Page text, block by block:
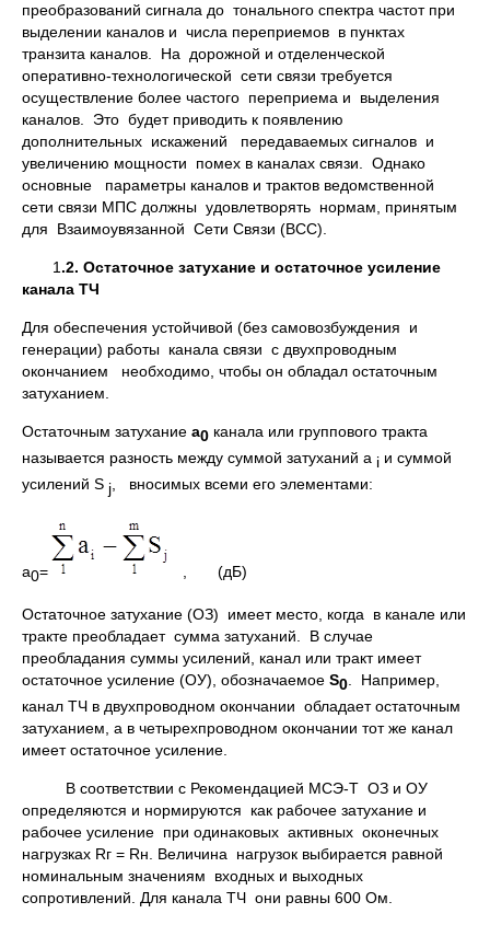
преобразований сигнала до тонального спектра частот при
выделении каналов и числа переприемов в пунктах
транзита каналов. На дорожной и отделенческой
оперативно-технологической сети связи требуется
осуществление более частого переприема и выделения
каналов. Это будет приводить к появлению
дополнительных искажений передаваемых сигналов и
увеличению мощности помех в каналах связи. Однако
основные параметры каналов и трактов ведомственной
сети связи МПС должны удовлетворять нормам, принятым
для Взаимоувязанной Сети Связи (ВСС).
1 .2. Остаточное затухание и остаточное усиление
канала ТЧ
Для обеспечения устойчивой (без самовозбуждения и
генерации) работы канала связи с двухпроводным
окончанием необходимо, чтобы он обладал остаточным
затуханием.
Остаточным затухание a0 канала или группового тракта
называется разность между суммой затуханий а i и суммой
усилений S j , вносимых всеми его элементами:
a0= , (дБ)
Остаточное затухание (ОЗ) имеет место, когда в канале или
тракте преобладает сумма затуханий. В случае
преобладания суммы усилений, канал или тракт имеет
остаточное усиление (ОУ), обозначаемое S0 . Например,
канал ТЧ в двухпроводном окончании обладает остаточным
затуханием, а в четырехпроводном окончании тот же канал
имеет остаточное усиление.
В соответствии с Рекомендацией МСЭ-Т ОЗ и ОУ
определяются и нормируются как рабочее затухание и
рабочее усиление при одинаковых активных оконечных
нагрузках Rг = Rн. Величина нагрузок выбирается равной
номинальным значениям входных и выходных
сопротивлений. Для канала ТЧ они равны 600 Ом.